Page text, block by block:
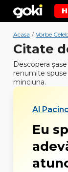
Acasa / Vorbe
Citate
Descopera
renumite
minciuna.
Al
Eu